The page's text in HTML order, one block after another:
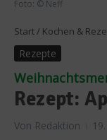
Foto: © Neff
Start / Kochen &
Rezepte
Rezept:
Von Redaktion